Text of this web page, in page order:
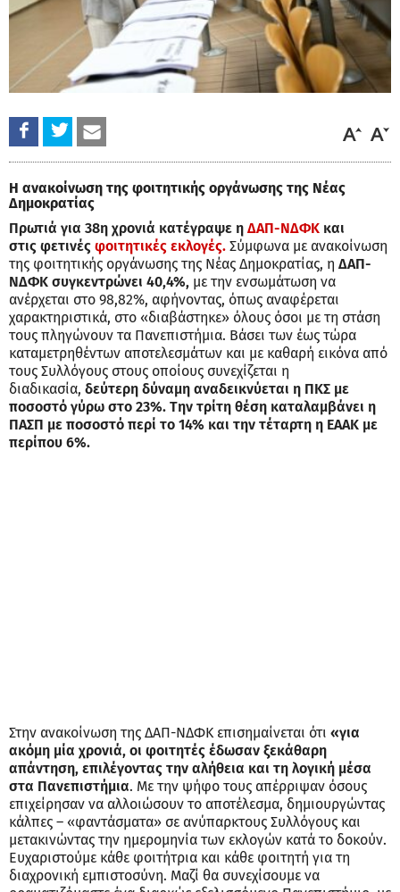
Η ανακοίνωση της φοιτητικής οργάνωσης της Νέας
Δημοκρατίας
Πρωτιά για 38η χρονιά κατέγραψε η ΔΑΠ-ΝΔΦΚ και
στις φετινές φοιτητικές εκλογές. Σύμφωνα με ανακοίνωση
της φοιτητικής οργάνωσης της Νέας Δημοκρατίας, η ΔΑΠ-
ΝΔΦΚ συγκεντρώνει 40,4%, με την ενσωμάτωση να
ανέρχεται στο 98,82%, αφήνοντας, όπως αναφέρεται
χαρακτηριστικά, στο «διαβάστηκε» όλους όσοι με τη στάση
τους πληγώνουν τα Πανεπιστήμια. Βάσει των έως τώρα
καταμετρηθέντων αποτελεσμάτων και με καθαρή εικόνα από
τους Συλλόγους στους οποίους συνεχίζεται η
διαδικασία, δεύτερη δύναμη αναδεικνύεται η ΠΚΣ με
ποσοστό γύρω στο 23%. Την τρίτη θέση καταλαμβάνει η
ΠΑΣΠ με ποσοστό περί το 14% και την τέταρτη η ΕΑΑΚ με
περίπου 6%.
Στην ανακοίνωση της ΔΑΠ-ΝΔΦΚ επισημαίνεται ότι «για
ακόμη μία χρονιά, οι φοιτητές έδωσαν ξεκάθαρη
απάντηση, επιλέγοντας την αλήθεια και τη λογική μέσα
στα Πανεπιστήμια. Με την ψήφο τους απέρριψαν όσους
επιχείρησαν να αλλοιώσουν το αποτέλεσμα, δημιουργώντας
κάλπες – «φαντάσματα» σε ανύπαρκτους Συλλόγους και
μετακινώντας την ημερομηνία των εκλογών κατά το δοκούν.
Ευχαριστούμε κάθε φοιτήτρια και κάθε φοιτητή για τη
διαχρονική εμπιστοσύνη. Μαζί θα συνεχίσουμε να